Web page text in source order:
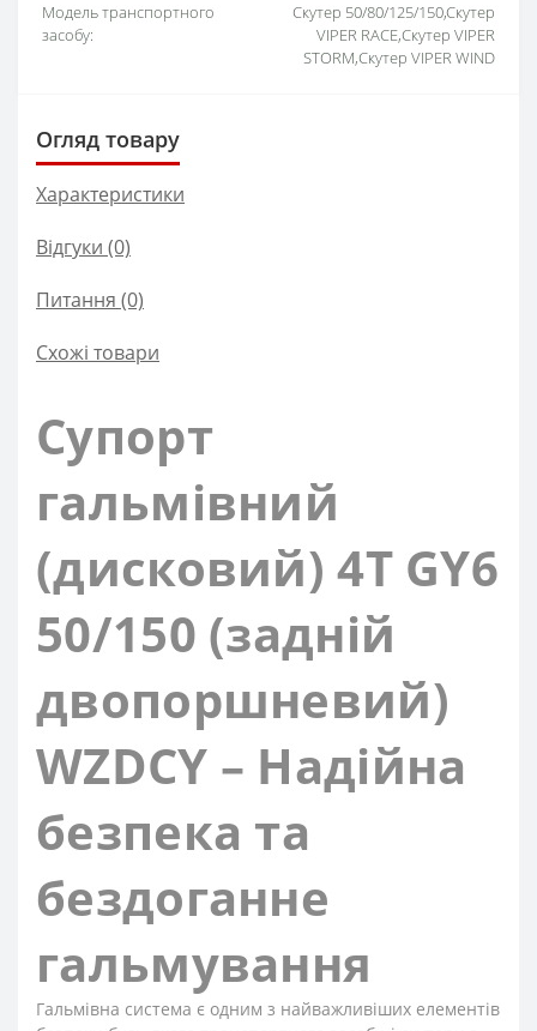
Модель транспортного
засобу:
Скутер 50/80/125/150,Скутер
VIPER RACE,Скутер VIPER
STORM,Скутер VIPER WIND
Огляд товару
Характеристики
Відгуки (0)
Питання (0)
Схожі товари
Супорт
гальмівний
(дисковий) 4T GY6
50/150 (задній
двопоршневий)
WZDCY – Надійна
безпека та
бездоганне
гальмування
Гальмівна система є одним з найважливіших елементів